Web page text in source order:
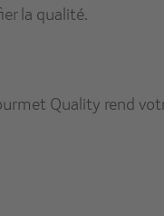
la qualité.
Quality rend